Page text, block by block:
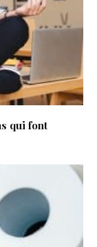
qui font